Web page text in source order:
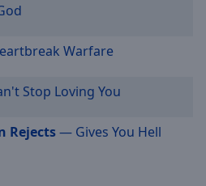
Warfare
Stop Loving You
Rejects— Gives You Hell